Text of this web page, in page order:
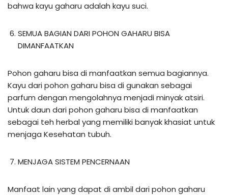
bahwa kayu gaharu adalah kayu suci.
SEMUA BAGIAN DARI POHON GAHARU BISA
DIMANFAATKAN
Pohon gaharu bisa di manfaatkan semua bagiannya.
Kayu dari pohon gaharu bisa di gunakan sebagai
parfum dengan mengolahnya menjadi minyak atsiri.
Untuk daun dari pohon gaharu bisa di manfaatkan
sebagai teh herbal yang memiliki banyak khasiat untuk
menjaga Kesehatan tubuh.
MENJAGA SISTEM PENCERNAAN
Manfaat lain yang dapat di ambil dari pohon gaharu